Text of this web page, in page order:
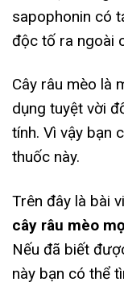
sapophonin có
độc tố ra ngoài
Cây râu mèo là
dụng tuyệt vời
tính. Vì vậy bạn
thuốc này.
Trên đây là bài
cây râu mèo
Nếu đã biết
này bạn có thể